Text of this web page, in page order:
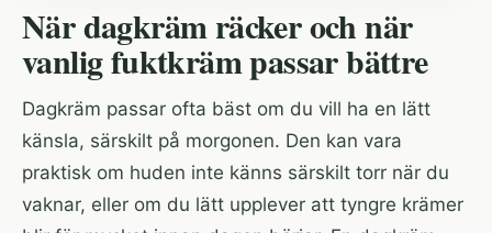
När dagkräm räcker och när
vanlig fuktkräm passar bättre
Dagkräm passar ofta bäst om du vill ha en lätt
känsla, särskilt på morgonen. Den kan vara
praktisk om huden inte känns särskilt torr när du
vaknar, eller om du lätt upplever att tyngre krämer